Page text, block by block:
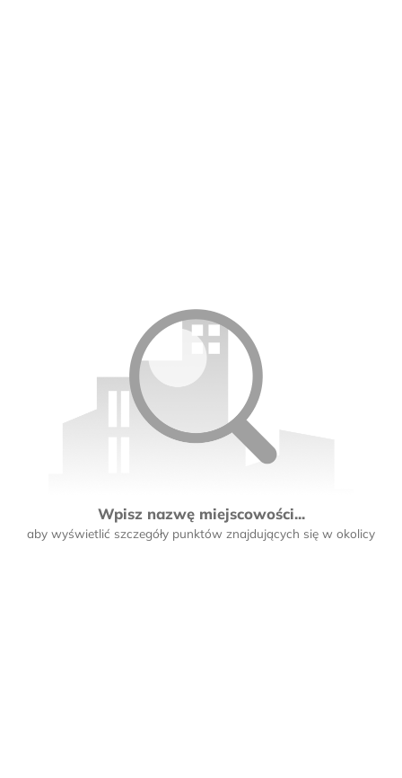
Wpisz nazwę miejscowości...
aby wyświetlić szczegóły punktów znajdujących się w okolicy